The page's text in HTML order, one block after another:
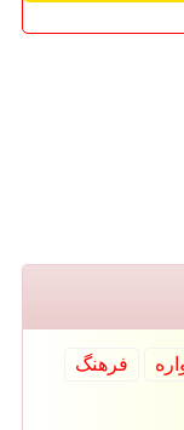
فرهنگ